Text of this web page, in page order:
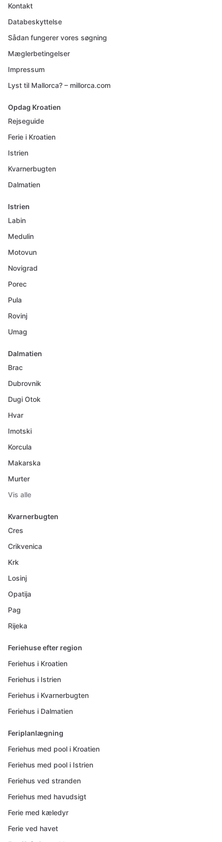
Kontakt
Databeskyttelse
Sådan fungerer vores søgning
Mæglerbetingelser
Impressum
Lyst til Mallorca? – millorca.com
Opdag Kroatien
Rejseguide
Ferie i Kroatien
Istrien
Kvarnerbugten
Dalmatien
Istrien
Labin
Medulin
Motovun
Novigrad
Porec
Pula
Rovinj
Umag
Dalmatien
Brac
Dubrovnik
Dugi Otok
Hvar
Imotski
Korcula
Makarska
Murter
Vis alle
Kvarnerbugten
Cres
Crikvenica
Krk
Losinj
Opatija
Pag
Rijeka
Feriehuse efter region
Feriehus i Kroatien
Feriehus i Istrien
Feriehus i Kvarnerbugten
Feriehus i Dalmatien
Feriplanlægning
Feriehus med pool i Kroatien
Feriehus med pool i Istrien
Feriehus ved stranden
Feriehus med havudsigt
Ferie med kæledyr
Ferie ved havet